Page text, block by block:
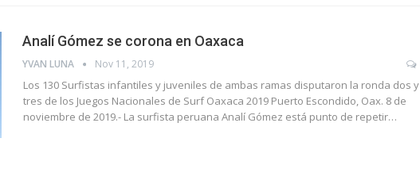
Analí Gómez se corona en Oaxaca
YVAN LUNA Nov 11, 2019
Los 130 Surfistas infantiles y juveniles de ambas ramas disputaron la ronda dos y
tres de los Juegos Nacionales de Surf Oaxaca 2019 Puerto Escondido, Oax. 8 de
noviembre de 2019.- La surfista peruana Analí Gómez está punto de repetir…